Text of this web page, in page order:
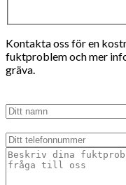
Kontakta oss för en
fuktproblem och mer
gräva.